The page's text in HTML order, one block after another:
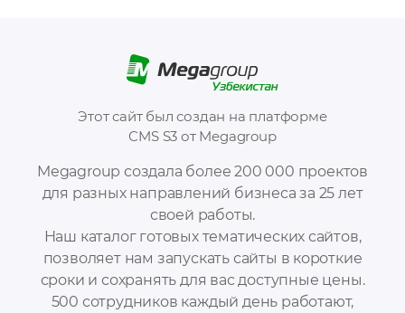
Megagroup создала более 200 000 проектов
для разных направлений бизнеса за 25 лет
своей работы.
Наш каталог готовых тематических сайтов,
позволяет нам запускать сайты в короткие
сроки и сохранять для вас доступные цены.
500 сотрудников каждый день работают,
Этот сайт был создан на платформе
CMS S3 от Megagroup